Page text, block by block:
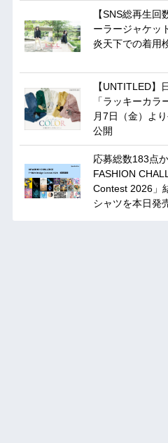
【SNS総再生
ーラージャケッ
炎天下での着用
【UNTITLED】
「ラッキーカ
月7日（金）よ
公開
応募総数183点
FASHION
Contest 2026」
シャツを本日発